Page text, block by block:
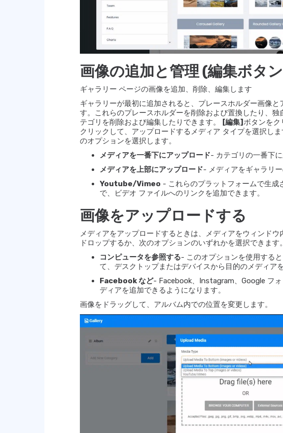
画像の追加と管理 (編集ボタ
ギャラリー ページの画像を追加、削除、編集します
ギャラリーが最初に追加されると、プレースホルダー画像
す。これらのプレースホルダーを削除および置換したり、
テゴリを削除および編集したりできます。
[編集] ボタンをク
クリックして、アップロードするメディア タイプを選択し
のオプションを選択します。
メディアを一番下にアップロード- カテゴリの一番下
メディアを上部にアップロード- メディアをギャラリ
Youtube/Vimeo - これらのプラットフォームで生成
で、ビデオ ファイルへのリンクを追加できます。
画像をアップロードする
メディアをアップロードするときは、メディアをウィンド
ドロップするか、次のオプションのいずれかを選択できます。
コンピュータを参照する- このオプションを使用する
て、デスクトップまたはデバイスから目的のメディア
Facebook など- Facebook、Instagram、Google フ
ディアを追加できるようになります。
画像をドラッグして、アルバム内での位置を変更します。